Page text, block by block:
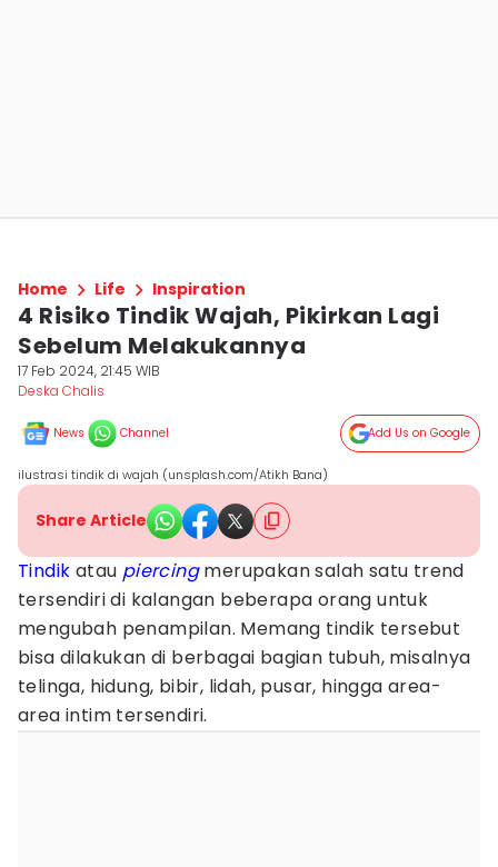
Home Life Inspiration
4 Risiko Tindik Wajah, Pikirkan Lagi
Sebelum Melakukannya
17 Feb 2024, 21:45 WIB
Deska Chalis
News Channel Add Us on Google
ilustrasi tindik di wajah (unsplash.com/Atikh Bana)
Share Article
Tindik atau piercingmerupakan salah satu trend
tersendiri di kalangan beberapa orang untuk
mengubah penampilan. Memang tindik tersebut
bisa dilakukan di berbagai bagian tubuh, misalnya
telinga, hidung, bibir, lidah, pusar, hingga area-
area intim tersendiri.